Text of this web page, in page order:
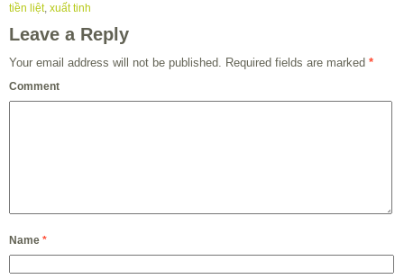
tiền liệt, xuất tinh
Leave a Reply
Your email address will not be published. Required fields are marked *
Comment
Name *